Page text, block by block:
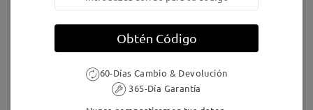
20,95 € K77267
Obtén Código
60-Días Cambio & Devolución
365-Día Garantía